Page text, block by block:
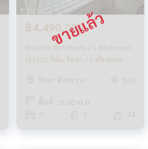
฿4,490,000
Rhythm Ratchada / 1 Bedroom
(SALE), ริทึ่ม รัชดา / 1 ห้องนอน
(ขาย) LIL012
รัชดา ห้วยขวาง
595
พื้นที่ : 36.60 ตร.ม.
1 1 24